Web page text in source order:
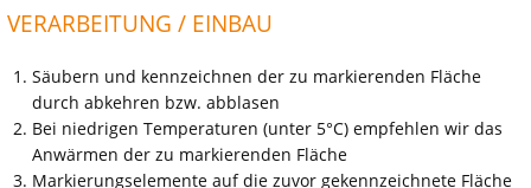
VERARBEITUNG / EINBAU
Säubern und kennzeichnen der zu markierenden Fläche
durch abkehren bzw. abblasen
Bei niedrigen Temperaturen (unter 5°C) empfehlen wir das
Anwärmen der zu markierenden Fläche
Markierungselemente auf die zuvor gekennzeichnete Fläche